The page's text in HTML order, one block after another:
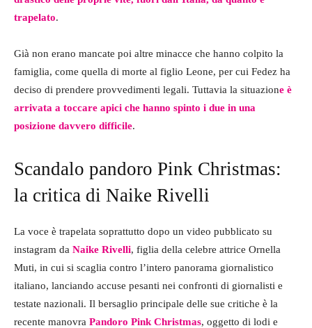
trapelato.
Già non erano mancate poi altre minacce che hanno colpito la
famiglia, come quella di morte al figlio Leone, per cui Fedez ha
deciso di prendere provvedimenti legali. Tuttavia la situazione è
arrivata a toccare apici che hanno spinto i due in una
posizione davvero difficile.
Scandalo pandoro Pink Christmas:
la critica di Naike Rivelli
La voce è trapelata soprattutto dopo un video pubblicato su
instagram da Naike Rivelli, figlia della celebre attrice Ornella
Muti, in cui si scaglia contro l’intero panorama giornalistico
italiano, lanciando accuse pesanti nei confronti di giornalisti e
testate nazionali. Il bersaglio principale delle sue critiche è la
recente manovra Pandoro Pink Christmas, oggetto di lodi e